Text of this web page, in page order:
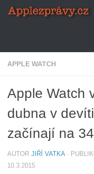
Skip to content
APPLE WATCH
Apple Watch
dubna v
začínají na
AUTOR JIŘÍ VATKA ·
10.3.2015